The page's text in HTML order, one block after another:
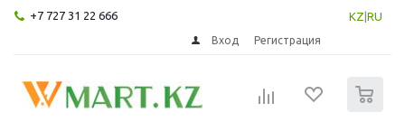
+7 727 31 22 666 KZ RU
Вход Регистрация